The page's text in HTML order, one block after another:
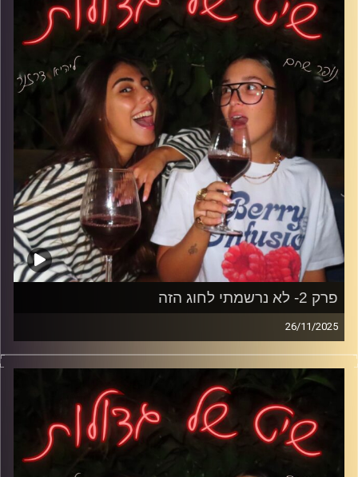
פרק על הצד שאף לקוח לא רואה-אבל אנחנו חיות אותו כל
משמרת.
קרדיט תמונות: נופר שחם
פרק 2- לא נרשמתי לחוג הזה
26/11/2025
בפרק הזה אנחנו מדברות על איך כולם פתאום מתחתנים בגיל
20 בזמן שאנחנו עדיין מנסות להבין את האפליקציה של הבנק
ואיך קובעים לבד תור לרופא.
על הלחץ להתבגר מהר מול התחושה שאנחנו רק מתחילות
להבין מי אנחנו בכלל.
קרדיט תמונות: נופר שחם